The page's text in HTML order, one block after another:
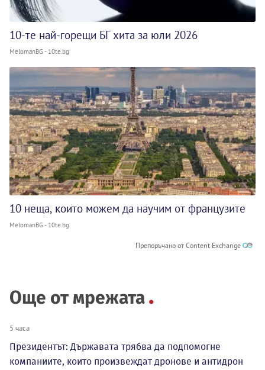
10-те най-горещи БГ хита за юли 2026
MelomanBG - 10te.bg
10 неща, които можем да научим от французите
MelomanBG - 10te.bg
Препоръчано от Content Exchange
Още от мрежата
5 часа
Президентът: Държавата трябва да подпомогне
компаниите, които произвеждат дронове и антидрон